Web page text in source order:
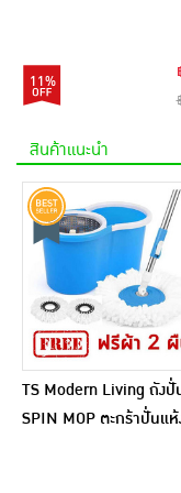
11%
สินค้าแนะนำ
TS Modern Living ถังปั่
SPIN MOP ตะกร้าปั่นแ